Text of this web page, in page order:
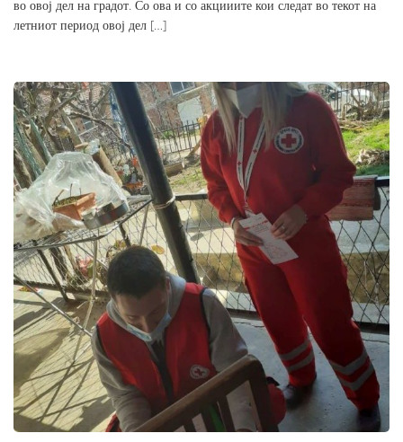
во овој дел на градот. Со ова и со акцииите кои следат во текот на
летниот период овој дел […]